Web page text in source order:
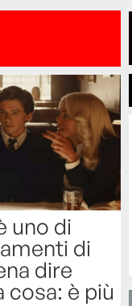
uno di
di
dire
cosa: è più